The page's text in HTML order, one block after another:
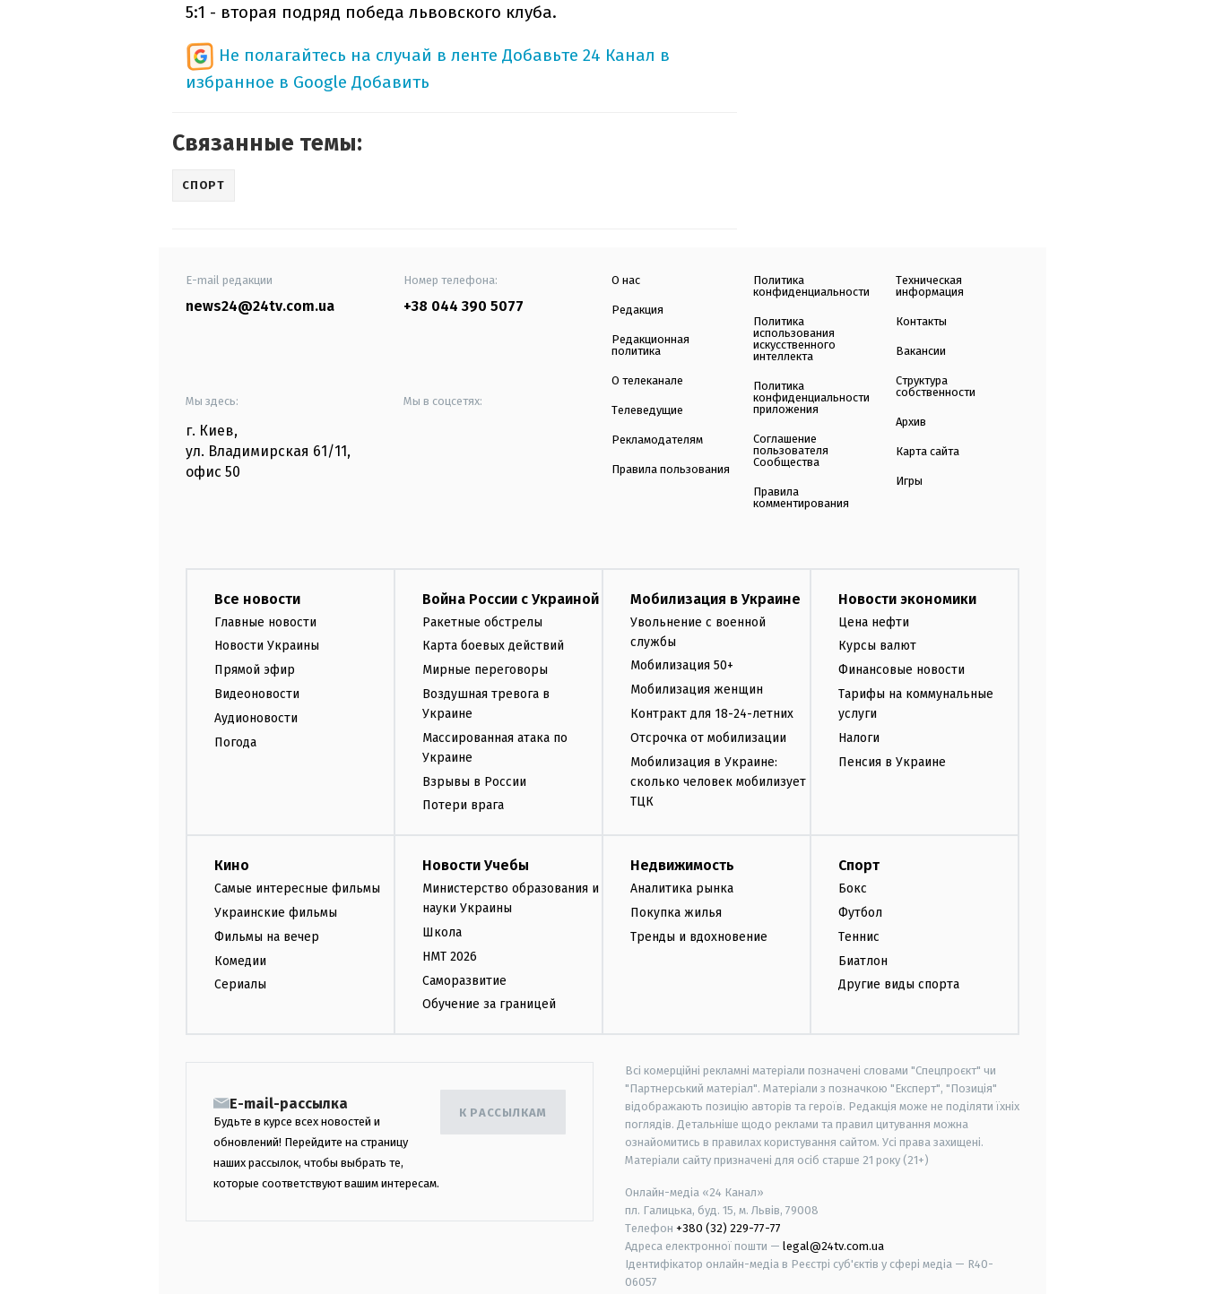
5:1 - вторая подряд победа львовского клуба.
Не полагайтесь на случай в ленте Добавьте 24 Канал в
избранное в Google Добавить
Связанные темы:
СПОРТ
E-mail редакции
news24@24tv.com.ua
Номер телефона:
+38 044 390 5077
Мы здесь:
г. Киев,
ул. Владимирская 61/11,
офис 50
Мы в соцсетях:
О нас
Редакция
Редакционная
политика
О телеканале
Телеведущие
Рекламодателям
Правила пользования
Политика
конфиденциальности
Политика
использования
искусственного
интеллекта
Политика
конфиденциальности
приложения
Соглашение
пользователя
Сообщества
Правила
комментирования
Техническая
информация
Контакты
Вакансии
Структура
собственности
Архив
Карта сайта
Игры
Все новости
Главные новости
Новости Украины
Прямой эфир
Видеоновости
Аудионовости
Погода
Война России с Украиной
Ракетные обстрелы
Карта боевых действий
Мирные переговоры
Воздушная тревога в
Украине
Массированная атака по
Украине
Взрывы в России
Потери врага
Мобилизация в Украине
Увольнение с военной
службы
Мобилизация 50+
Мобилизация женщин
Контракт для 18-24-летних
Отсрочка от мобилизации
Мобилизация в Украине:
сколько человек мобилизует
ТЦК
Новости экономики
Цена нефти
Курсы валют
Финансовые новости
Тарифы на коммунальные
услуги
Налоги
Пенсия в Украине
Кино
Самые интересные фильмы
Украинские фильмы
Фильмы на вечер
Комедии
Сериалы
Новости Учебы
Министерство образования и
науки Украины
Школа
НМТ 2026
Саморазвитие
Обучение за границей
Недвижимость
Аналитика рынка
Покупка жилья
Тренды и вдохновение
Спорт
Бокс
Футбол
Теннис
Биатлон
Другие виды спорта
E-mail-рассылка
Будьте в курсе всех новостей и
обновлений! Перейдите на страницу
наших рассылок, чтобы выбрать те,
которые соответствуют вашим интересам.
К РАССЫЛКАМ
Всі комерційні рекламні матеріали позначені словами "Спецпроєкт" чи
"Партнерський матеріал". Матеріали з позначкою "Експерт", "Позиція"
відображають позицію авторів та героїв. Редакція може не поділяти їхніх
поглядів. Детальніше щодо реклами та правил цитування можна
ознайомитись в правилах користування сайтом. Усі права захищені.
Матеріали сайту призначені для осіб старше 21 року (21+)
Онлайн-медіа «24 Канал»
пл. Галицька, буд. 15, м. Львів, 79008
Телефон +380 (32) 229-77-77
Адреса електронної пошти — legal@24tv.com.ua
Ідентифікатор онлайн-медіа в Реєстрі суб'єктів у сфері медіа — R40-
06057